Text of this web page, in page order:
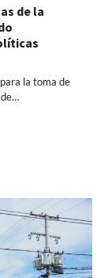
de la
la toma de
de…